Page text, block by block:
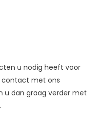
u nodig heeft voor
contact met ons
u dan graag verder met